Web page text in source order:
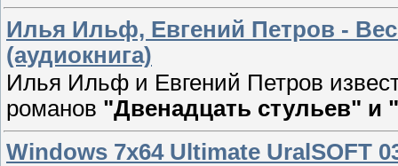
Илья Ильф, Евгений Петров -
(аудиокнига)
Илья Ильф и Евгений Петров
романов "Двенадцать стульев" и
Windows 7x64 Ultimate UralSOFT